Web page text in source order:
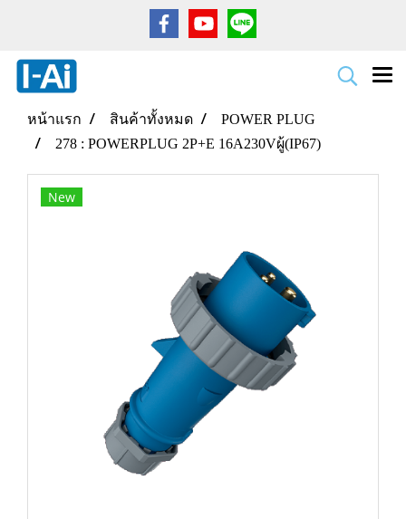
หน้าแรก สินค้าทั้งหมด
POWER PLUG
278 : POWERPLUG 2P+E 16A230Vผู้(IP67)
New